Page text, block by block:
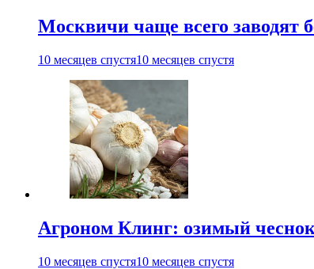
Москвичи чаще всего заводят
10 месяцев спустя10 месяцев спустя
Агроном Клинг: озимый
10 месяцев спустя10 месяцев спустя